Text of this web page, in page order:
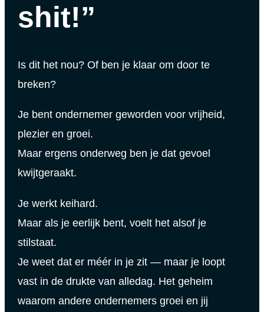
shit!”
Is dit het nou? Of ben je klaar om door te
breken?
Je bent ondernemer geworden voor vrijheid,
plezier en groei.
Maar ergens onderweg ben je dat gevoel
kwijtgeraakt.
Je werkt keihard.
Maar als je eerlijk bent, voelt het alsof je
stilstaat.
Je weet dat er méér in je zit — maar je loopt
vast in de drukte van alledag. Het geheim
waarom andere ondernemers groei en jij